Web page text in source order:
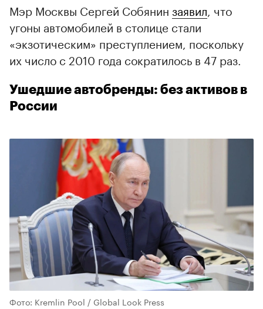
Мэр Москвы Сергей Собянин заявил , что
угоны автомобилей в столице стали
«экзотическим» преступлением, поскольку
их число с 2010 года сократилось в 47 раз.
Ушедшие автобренды: без активов в
России
Фото: Kremlin Pool / Global Look Press